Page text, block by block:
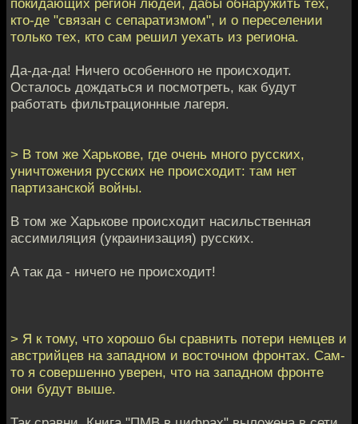
покидающих регион людей, дабы обнаружить тех,
кто-де "связан с сепаратизмом", и о переселении
только тех, кто сам решил уехать из региона.
Да-да-да! Ничего особенного не происходит.
Осталось дождаться и посмотреть, как будут
работать фильтрационные лагеря.
> В том же Харькове, где очень много русских,
уничтожения русских не происходит: там нет
партизанской войны.
В том же Харькове происходит насильственная
ассимиляция (украинизация) русских.
А так да - ничего не происходит!
> Я к тому, что хорошо бы сравнить потери немцев и
австрийцев на западном и восточном фронтах. Сам-
то я совершенно уверен, что на западном фронте
они будут выше.